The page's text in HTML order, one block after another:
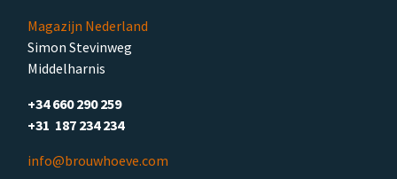
Magazijn Nederland
Simon Stevinweg
Middelharnis
+34 660 290 259
+31 187 234 234
info@brouwhoeve.com